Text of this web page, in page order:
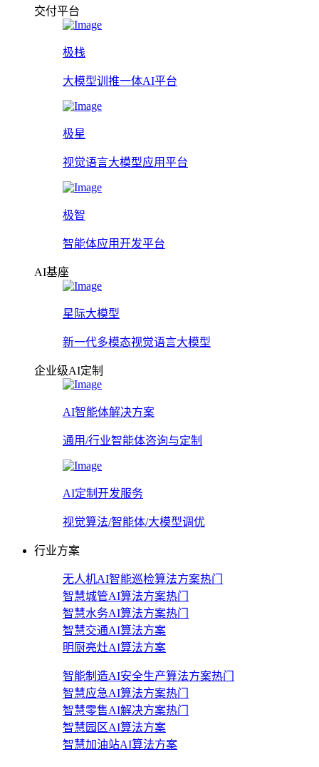
交付平台
极栈
大模型训推一体AI平台
极星
视觉语言大模型应用平台
极智
智能体应用开发平台
AI基座
星际大模型
新一代多模态视觉语言大模型
企业级AI定制
AI智能体解决方案
通用/行业智能体咨询与定制
AI定制开发服务
视觉算法/智能体/大模型调优
行业方案
无人机AI智能巡检算法方案热门
智慧城管AI算法方案热门
智慧水务AI算法方案热门
智慧交通AI算法方案
明厨亮灶AI算法方案
智能制造AI安全生产算法方案热门
智慧应急AI算法方案热门
智慧零售AI解决方案热门
智慧园区AI算法方案
智慧加油站AI算法方案